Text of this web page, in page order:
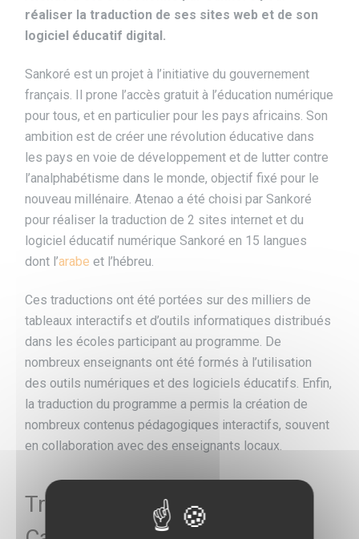
réaliser la traduction de ses sites web et de son
logiciel éducatif digital.
Sankoré est un projet à l’initiative du gouvernement
français. Il prone l’accès gratuit à l’éducation numérique
pour tous, et en particulier pour les pays africains. Son
ambition est de créer une révolution éducative dans
les pays en voie de développement et de lutter contre
l’analphabétisme dans le monde, objectif fixé pour le
nouveau millénaire. Atenao a été choisi par Sankoré
pour réaliser la traduction de 2 sites internet et du
logiciel éducatif numérique Sankoré en 15 langues
dont l’arabe et l’hébreu.
Ces traductions ont été portées sur des milliers de
tableaux interactifs et d’outils informatiques distribués
dans les écoles participant au programme. De
nombreux enseignants ont été formés à l’utilisation
des outils numériques et des logiciels éducatifs. Enfin,
la traduction du programme a permis la création de
nombreux contenus pédagogiques interactifs, souvent
en collaboration avec des enseignants locaux.
Traduction humanitaire pour